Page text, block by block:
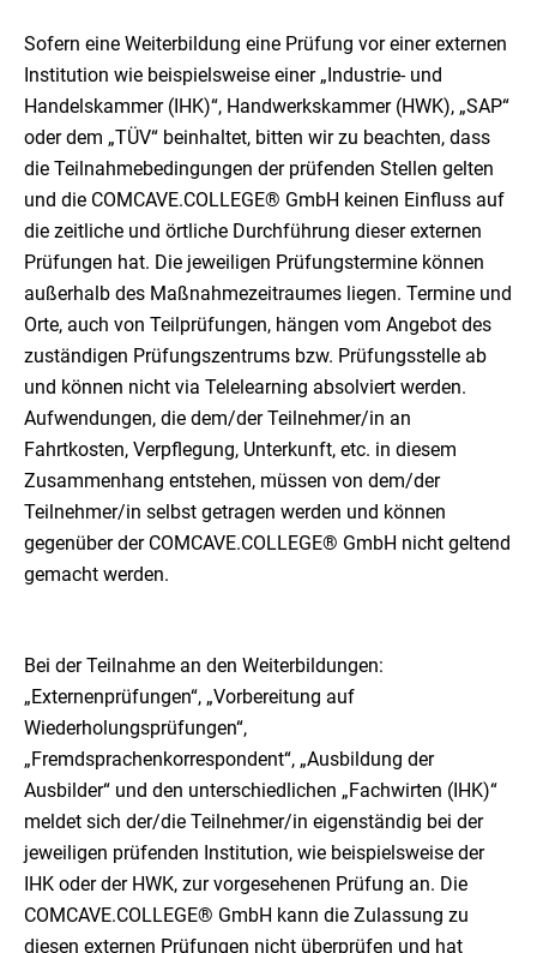
Sofern eine Weiterbildung eine Prüfung vor einer externen
Institution wie beispielsweise einer „Industrie- und
Handelskammer (IHK)“, Handwerkskammer (HWK), „SAP“
oder dem „TÜV“ beinhaltet, bitten wir zu beachten, dass
die Teilnahmebedingungen der prüfenden Stellen gelten
und die COMCAVE.COLLEGE® GmbH keinen Einfluss auf
die zeitliche und örtliche Durchführung dieser externen
Prüfungen hat. Die jeweiligen Prüfungstermine können
außerhalb des Maßnahmezeitraumes liegen. Termine und
Orte, auch von Teilprüfungen, hängen vom Angebot des
zuständigen Prüfungszentrums bzw. Prüfungsstelle ab
und können nicht via Telelearning absolviert werden.
Aufwendungen, die dem/der Teilnehmer/in an
Fahrtkosten, Verpflegung, Unterkunft, etc. in diesem
Zusammenhang entstehen, müssen von dem/der
Teilnehmer/in selbst getragen werden und können
gegenüber der COMCAVE.COLLEGE® GmbH nicht geltend
gemacht werden.
Bei der Teilnahme an den Weiterbildungen:
„Externenprüfungen“, „Vorbereitung auf
Wiederholungsprüfungen“,
„Fremdsprachenkorrespondent“, „Ausbildung der
Ausbilder“ und den unterschiedlichen „Fachwirten (IHK)“
meldet sich der/die Teilnehmer/in eigenständig bei der
jeweiligen prüfenden Institution, wie beispielsweise der
IHK oder der HWK, zur vorgesehenen Prüfung an. Die
COMCAVE.COLLEGE® GmbH kann die Zulassung zu
diesen externen Prüfungen nicht überprüfen und hat